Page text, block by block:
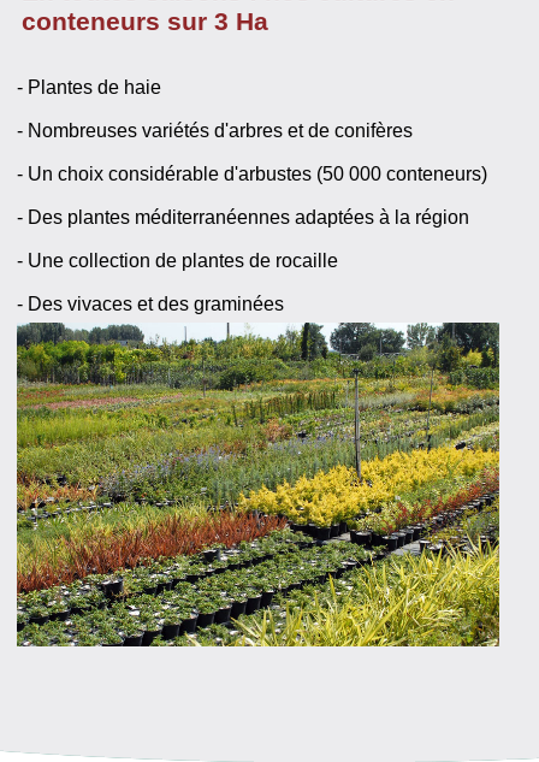
conteneurs sur 3 Ha
- Plantes de haie
- Nombreuses variétés d'arbres et de conifères
- Un choix considérable d'arbustes (50 000 conteneurs)
- Des plantes méditerranéennes adaptées à la région
- Une collection de plantes de rocaille
- Des vivaces et des graminées